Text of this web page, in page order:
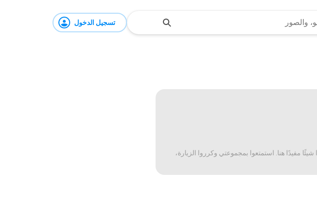
تسجيل الدخول
مفيدًا هنا. استمتعوا بمجموعتي وكرروا الزيارة،